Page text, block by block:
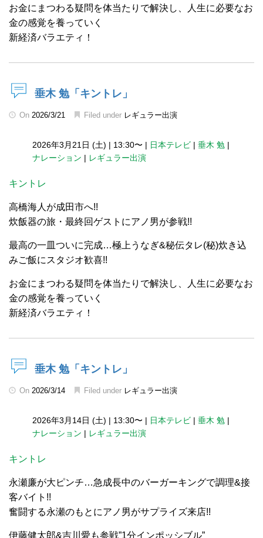
お金にまつわる疑問を体当たりで解決し、人生に必要なお
金の感覚を養っていく
新経済バラエティ！
垂木 勉「キントレ」
On 2026/3/21 Filed under レギュラー出演
2026年3月21日 (土) | 13:30〜 | 日本テレビ | 垂木 勉 |
ナレーション | レギュラー出演
キントレ
高橋海人が成田市へ!!
炊飯器の旅・最終回ゲストにアノ男が参戦!!
最高の一皿ついに完成…極上うなぎ&秘伝タレ(秘)炊き込
みご飯にスタジオ歓喜!!
お金にまつわる疑問を体当たりで解決し、人生に必要なお
金の感覚を養っていく
新経済バラエティ！
垂木 勉「キントレ」
On 2026/3/14 Filed under レギュラー出演
2026年3月14日 (土) | 13:30〜 | 日本テレビ | 垂木 勉 |
ナレーション | レギュラー出演
キントレ
永瀬廉が大ピンチ…急成長中のバーガーキングで調理&接
客バイト!!
奮闘する永瀬のもとにアノ男がサプライズ来店!!
伊藤健太郎&吉川愛も参戦”1分インポッシブル”